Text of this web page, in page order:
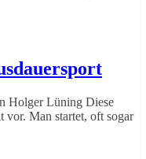
Holger Lüning Diese
vor. Man startet, oft sogar